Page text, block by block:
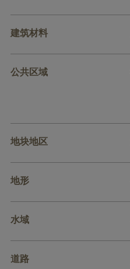
建筑材料
公共区域
地块地区
地形
水域
道路